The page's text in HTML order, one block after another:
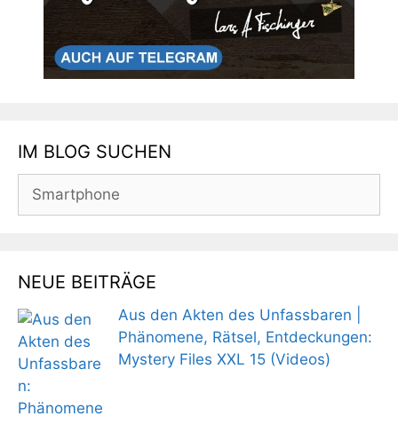
IM BLOG SUCHEN
nach:
NEUE BEITRÄGE
Aus den Akten des Unfassbaren |
Phänomene, Rätsel, Entdeckungen:
Mystery Files XXL 15 (Videos)